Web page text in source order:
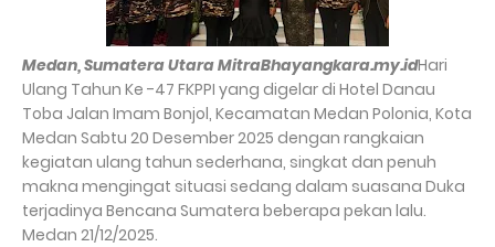
Medan, Sumatera Utara MitraBhayangkara.my.idHari
Ulang Tahun Ke -47 FKPPI yang digelar di Hotel Danau
Toba Jalan Imam Bonjol, Kecamatan Medan Polonia, Kota
Medan Sabtu 20 Desember 2025 dengan rangkaian
kegiatan ulang tahun sederhana, singkat dan penuh
makna mengingat situasi sedang dalam suasana Duka
terjadinya Bencana Sumatera beberapa pekan lalu.
Medan 21/12/2025.